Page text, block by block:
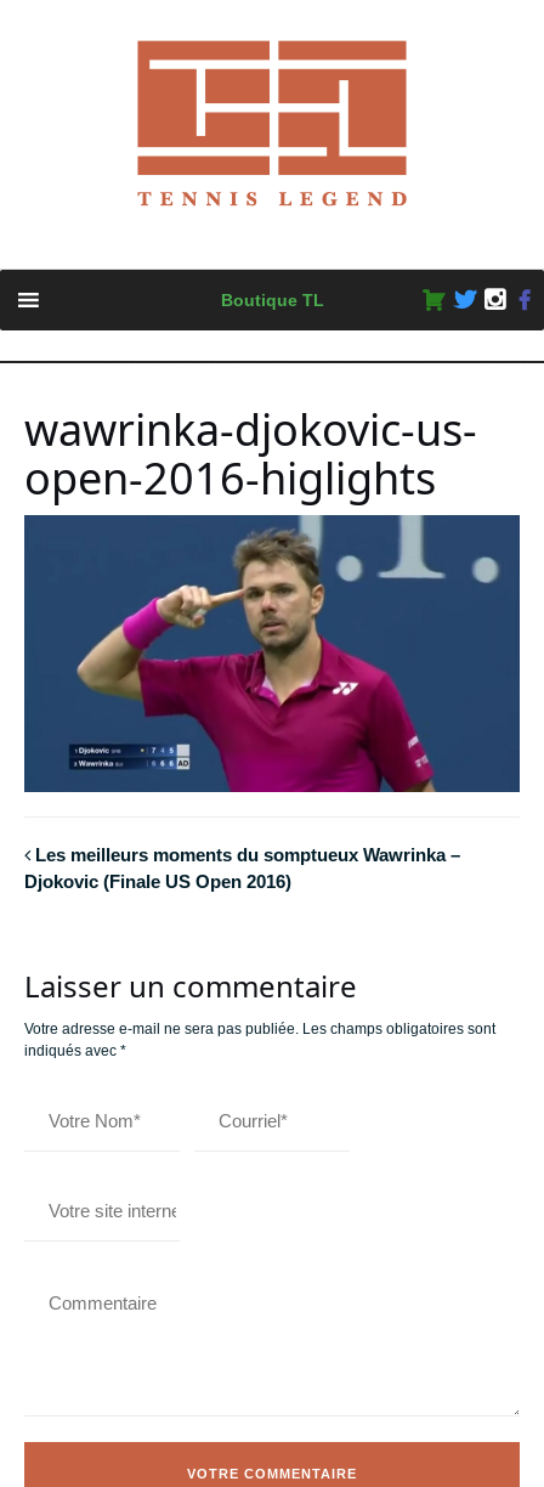
content
Boutique TL
wawrinka-djokovic-us-
open-2016-higlights
Les meilleurs moments du somptueux Wawrinka –
Djokovic (Finale US Open 2016)
Laisser un commentaire
Votre adresse e-mail ne sera pas publiée. Les champs obligatoires sont
indiqués avec *